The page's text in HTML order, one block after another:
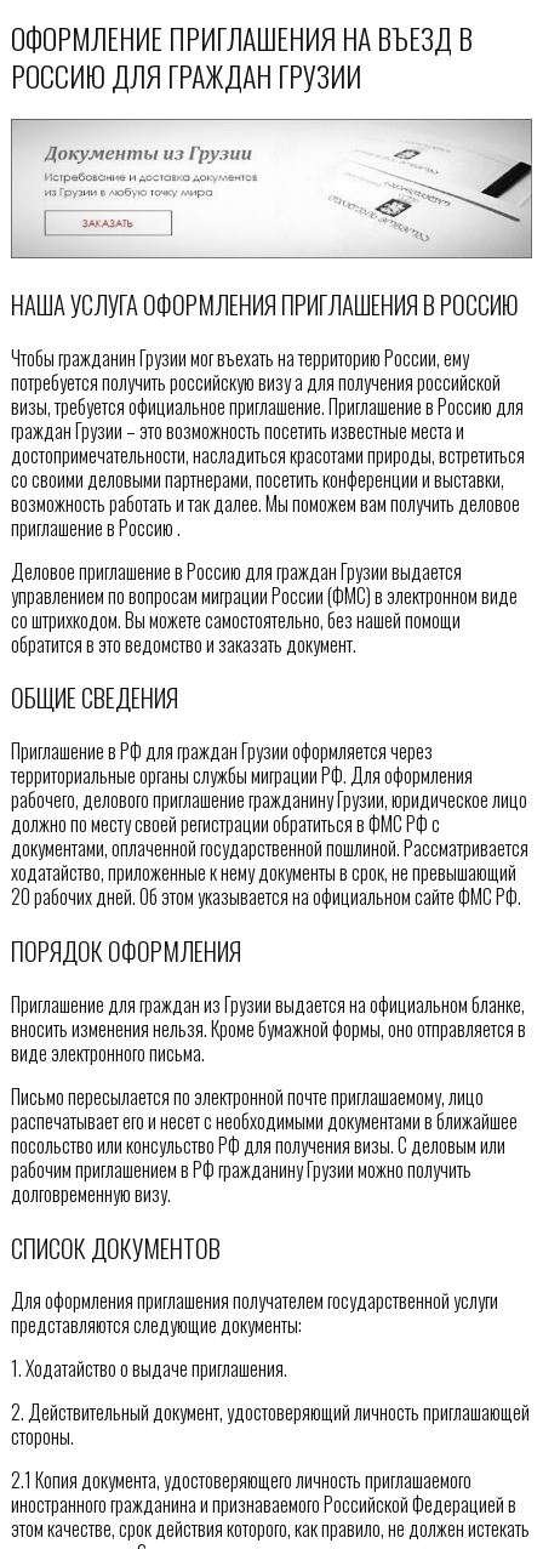
ОФОРМЛЕНИЕ ПРИГЛАШЕНИЯ НА ВЪЕЗД В
РОССИЮ ДЛЯ ГРАЖДАН ГРУЗИИ
НАША УСЛУГА ОФОРМЛЕНИЯ ПРИГЛАШЕНИЯ В РОССИЮ
Чтобы гражданин Грузии мог въехать на территорию России, ему
потребуется получить российскую визу а для получения российской
визы, требуется официальное приглашение. Приглашение в Россию для
граждан Грузии – это возможность посетить известные места и
достопримечательности, насладиться красотами природы, встретиться
со своими деловыми партнерами, посетить конференции и выставки,
возможность работать и так далее. Мы поможем вам получить деловое
приглашение в Россию .
Деловое приглашение в Россию для граждан Грузии выдается
управлением по вопросам миграции России (ФМС) в электронном виде
со штрихкодом. Вы можете самостоятельно, без нашей помощи
обратится в это ведомство и заказать документ.
ОБЩИЕ СВЕДЕНИЯ
Приглашение в РФ для граждан Грузии оформляется через
территориальные органы службы миграции РФ. Для оформления
рабочего, делового приглашение гражданину Грузии, юридическое лицо
должно по месту своей регистрации обратиться в ФМС РФ с
документами, оплаченной государственной пошлиной. Рассматривается
ходатайство, приложенные к нему документы в срок, не превышающий
20 рабочих дней. Об этом указывается на официальном сайте ФМС РФ.
ПОРЯДОК ОФОРМЛЕНИЯ
Приглашение для граждан из Грузии выдается на официальном бланке,
вносить изменения нельзя. Кроме бумажной формы, оно отправляется в
виде электронного письма.
Письмо пересылается по электронной почте приглашаемому, лицо
распечатывает его и несет с необходимыми документами в ближайшее
посольство или консульство РФ для получения визы. С деловым или
рабочим приглашением в РФ гражданину Грузии можно получить
долговременную визу.
СПИСОК ДОКУМЕНТОВ
Для оформления приглашения получателем государственной услуги
представляются следующие документы:
1. Ходатайство о выдаче приглашения.
2. Действительный документ, удостоверяющий личность приглашающей
стороны.
2.1 Копия документа, удостоверяющего личность приглашаемого
иностранного гражданина и признаваемого Российской Федерацией в
этом качестве, срок действия которого, как правило, не должен истекать